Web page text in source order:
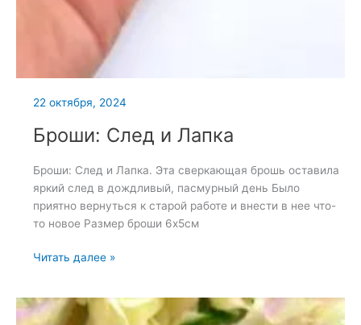
22 октября, 2024
Броши: След и Лапка
Броши: След и Лапка. Эта сверкающая брошь оставила
яркий след в дождливый, пасмурный день Было
приятно вернуться к старой работе и внести в нее что-
то новое Размер броши 6х5см
Броши:
Лапка
Читать далее »